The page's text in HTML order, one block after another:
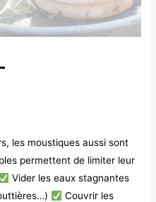
les moustiques aussi sont
permettent de limiter leur
Vider les eaux stagnantes
Couvrir les